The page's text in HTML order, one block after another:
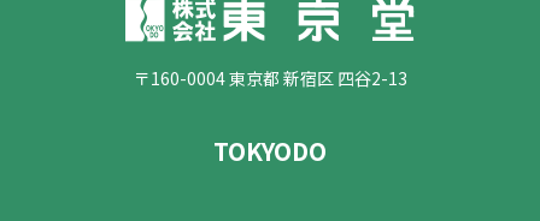
〒160-0004 東京都 新宿区 四谷2-13
TOKYODO